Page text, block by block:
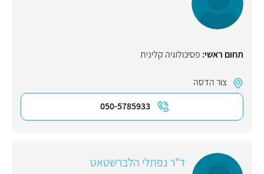
תחום ראשי: פסיכולוגיה קלינית
צור הדסה
050-5785933
ד"ר נפתלי הלברשטאט